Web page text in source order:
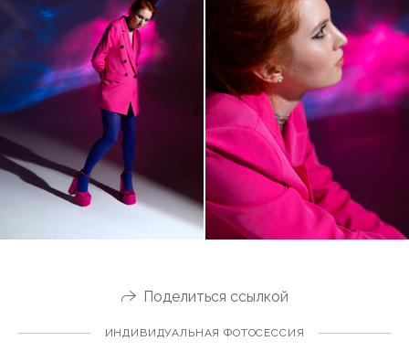
Поделиться ссылкой
ИНДИВИДУАЛЬНАЯ ФОТОСЕССИЯ